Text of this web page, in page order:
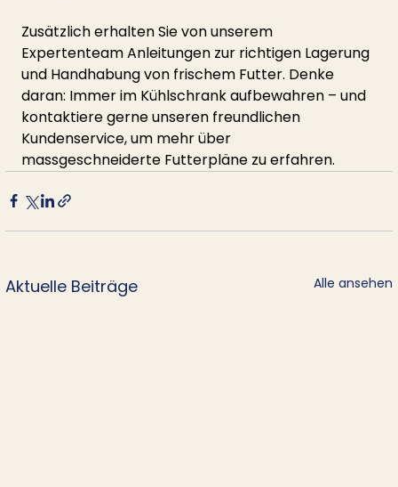
Zusätzlich erhalten Sie von unserem
Expertenteam Anleitungen zur richtigen Lagerung
und Handhabung von frischem Futter. Denke
daran: Immer im Kühlschrank aufbewahren – und
kontaktiere gerne unseren freundlichen
Kundenservice, um mehr über
massgeschneiderte Futterpläne zu erfahren.
Aktuelle Beiträge Alle ansehen